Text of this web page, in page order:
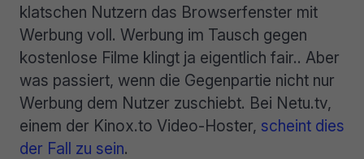
klatschen Nutzern das Browserfenster mit
Werbung voll. Werbung im Tausch gegen
kostenlose Filme klingt ja eigentlich fair.. Aber
was passiert, wenn die Gegenpartie nicht nur
Werbung dem Nutzer zuschiebt. Bei Netu.tv,
einem der Kinox.to Video-Hoster, scheint dies
der Fall zu sein.